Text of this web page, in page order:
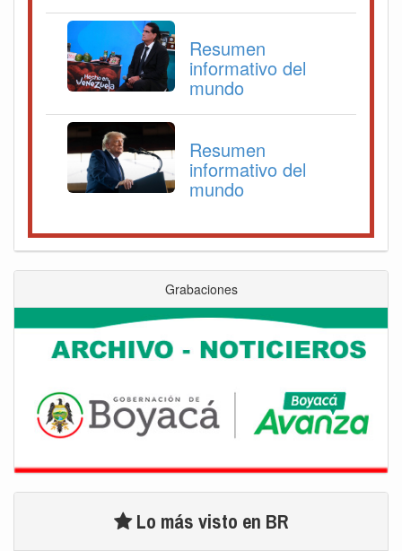
Resumen
informativo del
mundo
Resumen
informativo del
mundo
Grabaciones
Lo más visto en BR